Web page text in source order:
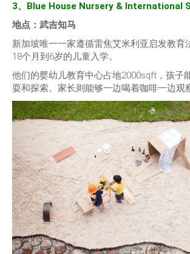
3、Blue House Nursery & International
地点：武吉知马
新加坡唯一一家遵循雷焦艾米利亚启发教育
18个月到6岁的儿童入学。
他们的婴幼儿教育中心占地2000sqft，孩子
耍和探索。家长则能够一边喝着咖啡一边观